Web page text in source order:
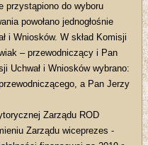
przystąpiono do wyboru
powołano jednogłośnie
i Wniosków. W skład Komisji
– przewodniczący i Pan
Uchwał i Wniosków wybrano:
a Pan Jerzy
Zarządu ROD
Zarządu wiceprezes -